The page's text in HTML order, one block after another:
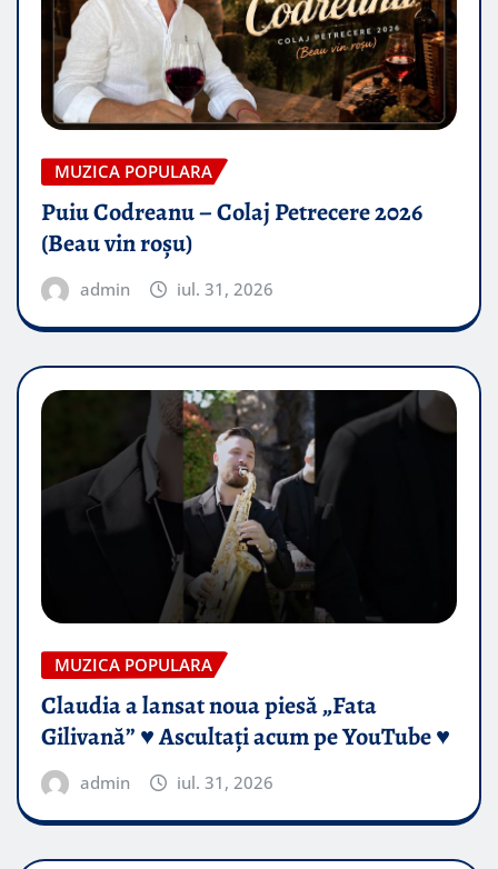
MUZICA POPULARA
Puiu Codreanu – Colaj Petrecere 2026
(Beau vin roșu)
admin iul. 31, 2026
MUZICA POPULARA
Claudia a lansat noua piesă „Fata
Gilivană” ♥️ Ascultați acum pe YouTube ♥️
admin iul. 31, 2026